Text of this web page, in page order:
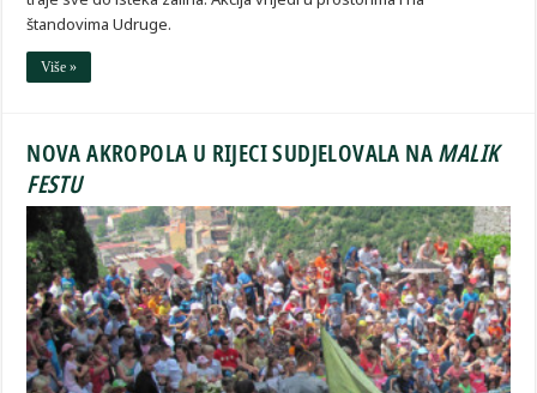
štandovima Udruge.
Više »
NOVA AKROPOLA U RIJECI SUDJELOVALA NAMALIK
FESTU